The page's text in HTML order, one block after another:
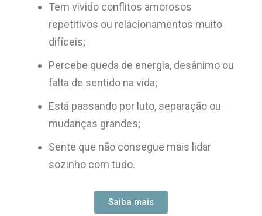
Tem vivido conflitos amorosos
repetitivos ou relacionamentos muito
difíceis;
Percebe queda de energia, desânimo ou
falta de sentido na vida;
Está passando por luto, separação ou
mudanças grandes;
Sente que não consegue mais lidar
sozinho com tudo.
Saiba mais